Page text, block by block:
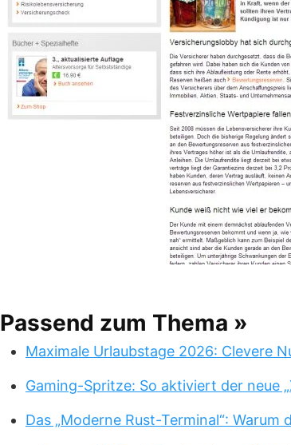
Passend zum Thema »
Maximale Urlaubstage 2026: Clevere
Gaming-Spritze: So aktiviert der neue
Das „Moderne Rust-Terminal“: Warum